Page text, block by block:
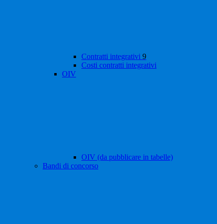
Contratti integrativi 9
Costi contratti integrativi
OIV
OIV (da pubblicare in tabelle)
Bandi di concorso